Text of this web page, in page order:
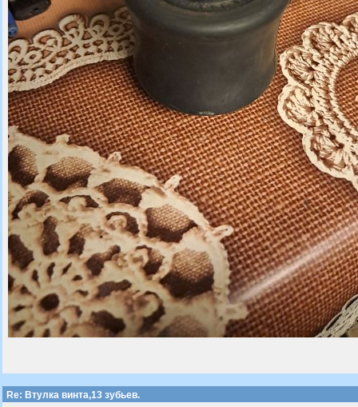
Re: Втулка винта,13 зубьев.